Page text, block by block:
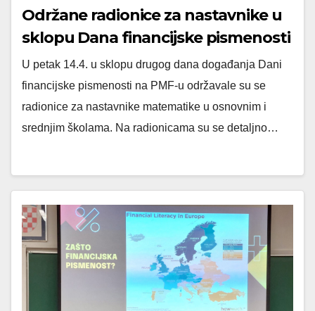
Održane radionice za nastavnike u
sklopu Dana financijske pismenosti
na PMF-u
U petak 14.4. u sklopu drugog dana događanja Dani
financijske pismenosti na PMF-u održavale su se
radionice za nastavnike matematike u osnovnim i
srednjim školama. Na radionicama su se detaljno…